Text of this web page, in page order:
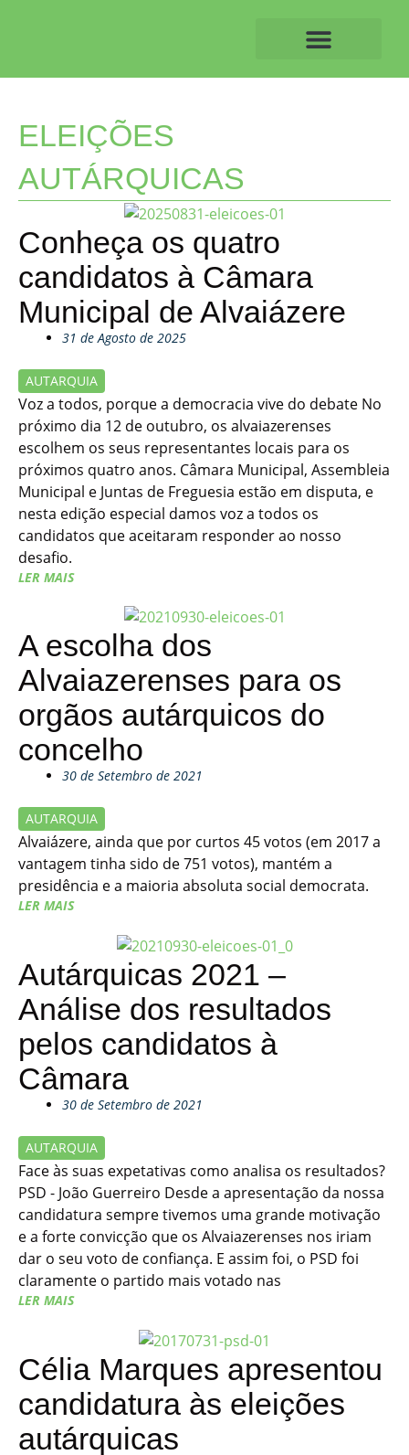
ELEIÇÕES
AUTÁRQUICAS
Conheça os quatro
candidatos à Câmara
Municipal de Alvaiázere
31 de Agosto de 2025
AUTARQUIA
Voz a todos, porque a democracia vive do debate No
próximo dia 12 de outubro, os alvaiazerenses
escolhem os seus representantes locais para os
próximos quatro anos. Câmara Municipal, Assembleia
Municipal e Juntas de Freguesia estão em disputa, e
nesta edição especial damos voz a todos os
candidatos que aceitaram responder ao nosso
desafio.
LER MAIS
A escolha dos
Alvaiazerenses para os
orgãos autárquicos do
concelho
30 de Setembro de 2021
AUTARQUIA
Alvaiázere, ainda que por curtos 45 votos (em 2017 a
vantagem tinha sido de 751 votos), mantém a
presidência e a maioria absoluta social democrata.
LER MAIS
Autárquicas 2021 –
Análise dos resultados
pelos candidatos à
Câmara
30 de Setembro de 2021
AUTARQUIA
Face às suas expetativas como analisa os resultados?
PSD - João Guerreiro Desde a apresentação da nossa
candidatura sempre tivemos uma grande motivação
e a forte convicção que os Alvaiazerenses nos iriam
dar o seu voto de confiança. E assim foi, o PSD foi
claramente o partido mais votado nas
LER MAIS
Célia Marques apresentou
candidatura às eleições
autárquicas